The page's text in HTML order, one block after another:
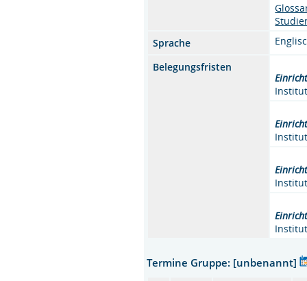
Sprache
Belegungsfristen
Termine Gruppe: [unbenannt]